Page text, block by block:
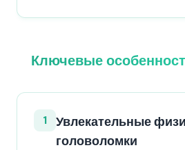
Ключевые
1
Увлекательные
головоломки